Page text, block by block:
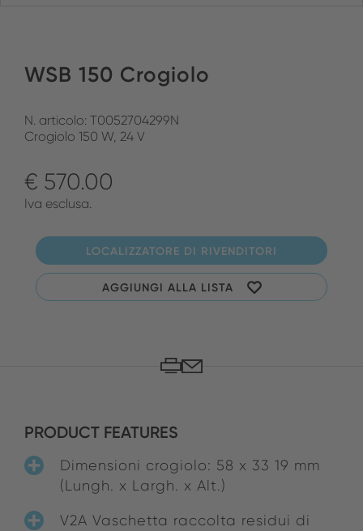
WSB 150 Crogiolo
N. articolo: T0052704299N
Crogiolo 150 W, 24 V
€ 570.00
Iva esclusa.
LOCALIZZATORE DI RIVENDITORI
AGGIUNGI ALLA LISTA
PRODUCT FEATURES
Dimensioni crogiolo: 58 x 33 19 mm
(Lungh. x Largh. x Alt.)
V2A Vaschetta raccolta residui di